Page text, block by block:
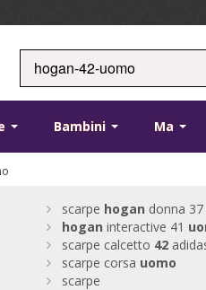
Bambini Ma
scarpe hogan donna 37
hogan interactive 41
scarpe calcetto 42
scarpe corsa uomo
scarpe